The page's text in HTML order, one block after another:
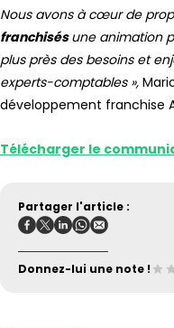
Nous avons à cœur de
franchisésune animation
plus près des besoins et
experts-comptables »,
développement franchise
Télécharger le
Partager l'article :
Donnez-lui une note !